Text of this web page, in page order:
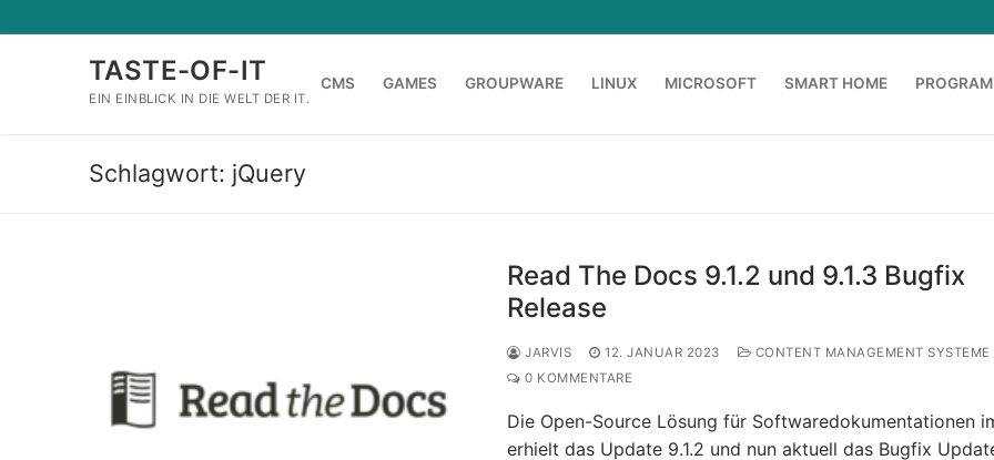
Inhalt
TASTE-OF-IT
EIN EINBLICK IN DIE WELT DER IT.
CMS GAMES GROUPWARE LINUX MICROSOFT SMART HOME
Schlagwort: jQuery
Read The Docs 9.1.2 und 9.1.3 Bugfix
Release
JARVIS 12. JANUAR 2023
CONTENT MANAGEMENT SYSTEME
0 KOMMENTARE
Die Open-Source Lösung für Softwaredokumentationen
erhielt das Update 9.1.2 und nun aktuell das Bugfix